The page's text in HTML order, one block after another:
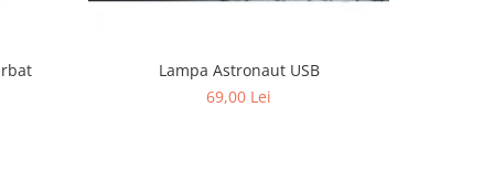
barbat
Lampa Astronaut USB
69,00 Lei